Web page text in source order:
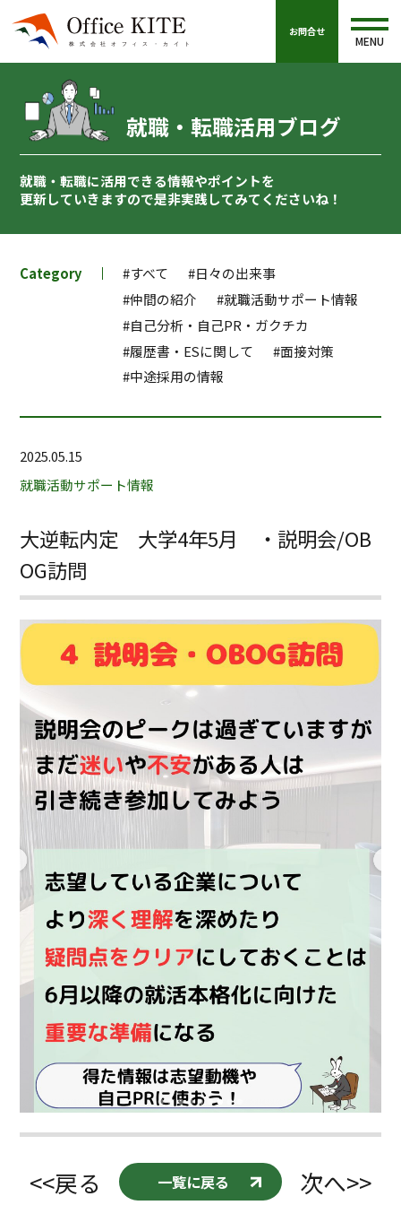
お問合せ
MENU
就職・転職活用ブログ
就職・転職に活用できる情報やポイントを
更新していきますので是非実践してみてくださいね！
Category #すべて
#日々の出来事
#仲間の紹介
#就職活動サポート情報
#自己分析・自己PR・ガクチカ
#履歴書・ESに関して
#面接対策
#中途採用の情報
2025.05.15
就職活動サポート情報
大逆転内定 大学4年5月 ・説明会/OB
OG訪問
<<戻る 一覧に戻る 次へ>>